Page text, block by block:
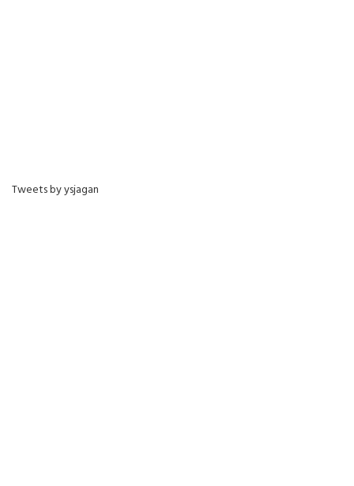
Tweets by ysjagan